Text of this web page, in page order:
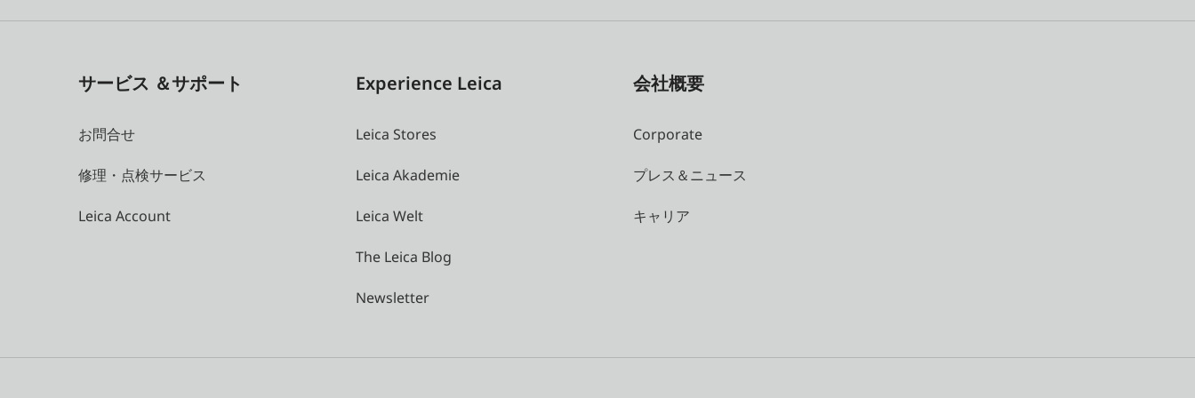
サービス ＆サポート
お問合せ
修理・点検サービス
Leica Account
Experience Leica
Leica Stores
Leica Akademie
Leica Welt
The Leica Blog
Newsletter
会社概要
Corporate
プレス＆ニュース
キャリア